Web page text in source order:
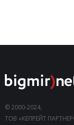
© 2000-2024,
ТОВ «КЕПРЕЙТ